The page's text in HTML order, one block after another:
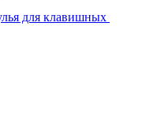
для клавишных